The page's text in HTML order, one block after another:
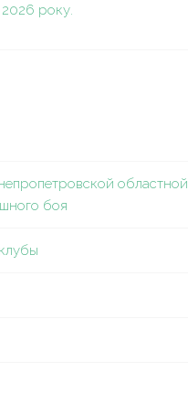
року.
областной
боя